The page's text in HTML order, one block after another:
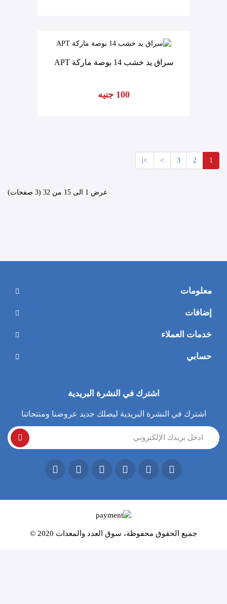
سراق يد خشب 14 بوصة ماركة APT
100 جنيه
>
>|
عرض 1 الى 15 من 32 (3 صفحات)
معلومات
الشحن والتوصيل
سياسة الخصوصية
إضافات
قسائم الهدايا
نظام العمولة
خدمات العملاء
إرجاع الطلب
المساعدة والدعم
حسابي
القائمة البريدية
اشترك في النشرة البريدية
اشترك في النشرة البريدية ليصلك جديد عروضنا ومنتجاتنا
جميع الحقوق محفوظة، سوق العدد والمعدات 2020 ©